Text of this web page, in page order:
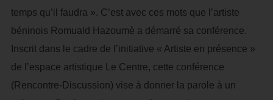
temps qu’il faudra ». C’est avec ces mots que l’artiste
béninois Romuald Hazoumè a démarré sa conférence.
Inscrit dans le cadre de l’initiative « Artiste en présence »
de l’espace artistique Le Centre, cette conférence
(Rencontre-Discussion) vise à donner la parole à un